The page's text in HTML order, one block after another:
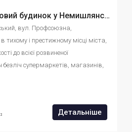
Продам 2-поверховий будинок у Немишлянському районі Ділянка 3 сотки, відмінна ціна id:6479486974
вул. Профсоюзна,
тихому і престижному місці міста,
до всієї розвиненої
супермаркетів, магазинів,
Детальніше